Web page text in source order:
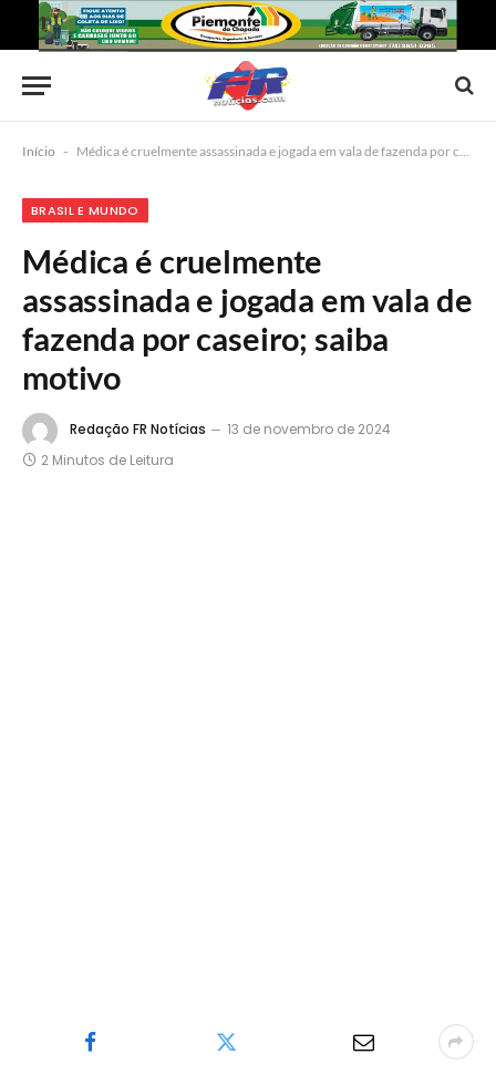
Início - Médica é cruelmente assassinada e jogada em vala de fazenda por caseiro; saiba motivo
BRASIL E MUNDO
Médica é cruelmente
assassinada e jogada em vala de
fazenda por caseiro; saiba
motivo
Redação FR Notícias
13 de novembro de 2024
2 Minutos de Leitura